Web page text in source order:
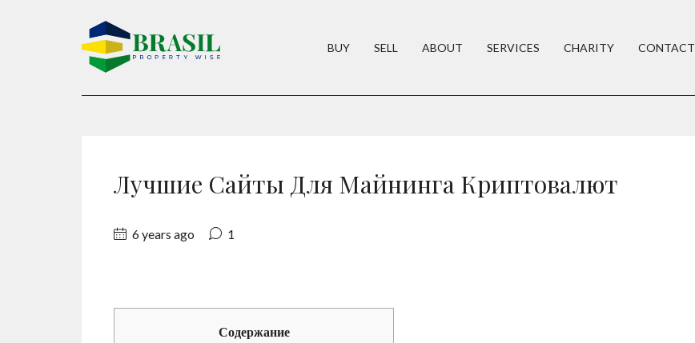
BUY SELL ABOUT SERVICES CHARITY CONTACT
Лучшие Сайты Для Майнинга Криптовалют
6 years ago 1
Содержание